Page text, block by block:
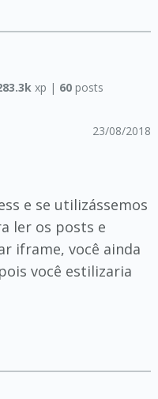
xp | 60posts
23/08/2018
e se utilizássemos
ler os posts e
iframe, você ainda
você estilizaria